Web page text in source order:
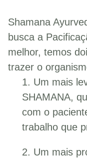
Shamana
busca a
melhor, temos
trazer o
1. Um mais
SHAMANA,
com o
trabalho que
2. Um mais